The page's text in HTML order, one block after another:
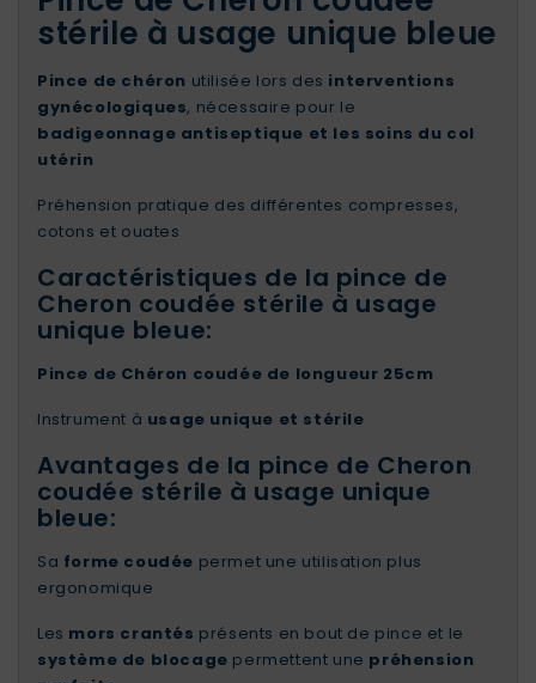
stérile à usage unique bleue
Pince de chéron utilisée lors des interventions
gynécologiques, nécessaire pour le
badigeonnage antiseptique et les soins du col
utérin
Préhension pratique des différentes compresses,
cotons et ouates
Caractéristiques de la pince de
Cheron coudée stérile à usage
unique bleue:
Pince de Chéron coudée de longueur 25cm
Instrument à usage unique et stérile
Avantages de la pince de Cheron
coudée stérile à usage unique
bleue:
Sa forme coudée permet une utilisation plus
ergonomique
Les mors crantés présents en bout de pince et le
système de blocage permettent une préhension